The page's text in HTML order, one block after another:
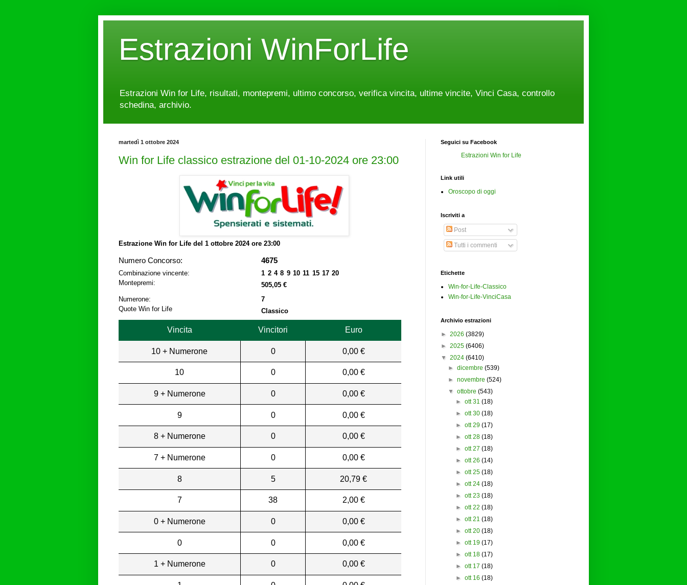
Estrazioni WinForLife
Estrazioni Win for Life, risultati, montepremi, ultimo concorso, verifica vincita, ultime vincite, Vinci Casa, controllo
schedina, archivio.
martedì 1 ottobre 2024
Win for Life classico estrazione del 01-10-2024 ore 23:00
Estrazione Win for Life del 1 ottobre 2024 ore 23:00
Numero Concorso: 4675
Combinazione vincente:
1 2 4 8 9 10 11 15 17 20
Montepremi:
505,05 €
Numerone:
7
Quote Win for Life
Classico
Vincita Vincitori Euro
10 + Numerone 0 0,00 €
10 0 0,00 €
9 + Numerone 0 0,00 €
9 0 0,00 €
8 + Numerone 0 0,00 €
7 + Numerone 0 0,00 €
8 5 20,79 €
7 38 2,00 €
0 + Numerone 0 0,00 €
0 0 0,00 €
1 + Numerone 0 0,00 €
Seguici su Facebook
Estrazioni Win for Life
Link utili
Oroscopo di oggi
Iscriviti a
Post
Tutti i commenti
Etichette
Win-for-Life-Classico
Win-for-Life-VinciCasa
Archivio estrazioni
► 2026 (3829)
► 2025 (6406)
▼ 2024 (6410)
►dicembre (539)
►novembre (524)
▼ ottobre (543)
► ott 31 (18)
► ott 30 (18)
► ott 29 (17)
► ott 28 (18)
► ott 27 (18)
► ott 26 (14)
► ott 25 (18)
► ott 24 (18)
► ott 23 (18)
► ott 22 (18)
► ott 21 (18)
► ott 20 (18)
► ott 19 (17)
► ott 18 (17)
► ott 17 (18)
► ott 16 (18)